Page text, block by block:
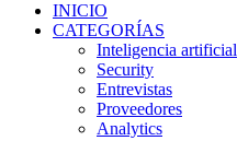
INICIO
CATEGORÍAS
Inteligencia artificial
Security
Entrevistas
Proveedores
Analytics